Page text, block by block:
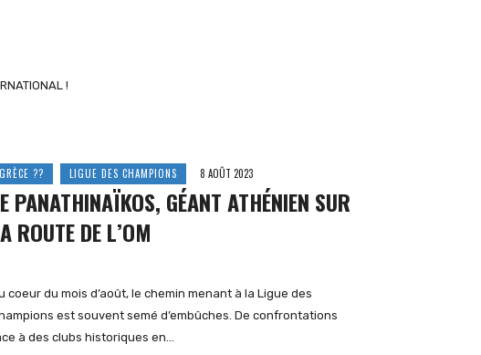
!
GRÈCE ?? LIGUE DES CHAMPIONS 8 AOÛT 2023
PANATHINAÏKOS, GÉANT ATHÉNIEN SUR
ROUTE DE L’OM
coeur du mois d’août, le chemin menant à la Ligue des
est souvent semé d’embûches. De confrontations
à des clubs historiques en…